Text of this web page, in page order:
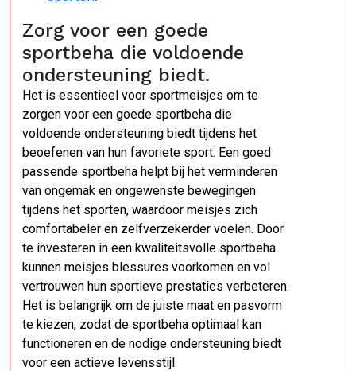
Zorg voor een goede
sportbeha die voldoende
ondersteuning biedt.
Het is essentieel voor sportmeisjes om te
zorgen voor een goede sportbeha die
voldoende ondersteuning biedt tijdens het
beoefenen van hun favoriete sport. Een goed
passende sportbeha helpt bij het verminderen
van ongemak en ongewenste bewegingen
tijdens het sporten, waardoor meisjes zich
comfortabeler en zelfverzekerder voelen. Door
te investeren in een kwaliteitsvolle sportbeha
kunnen meisjes blessures voorkomen en vol
vertrouwen hun sportieve prestaties verbeteren.
Het is belangrijk om de juiste maat en pasvorm
te kiezen, zodat de sportbeha optimaal kan
functioneren en de nodige ondersteuning biedt
voor een actieve levensstijl.